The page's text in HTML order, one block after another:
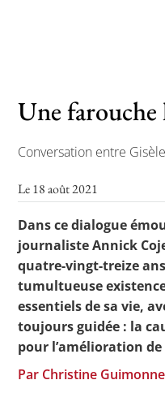
Critique
Une
Conversation entre
Le 18 août 2021
Dans ce dialogue
journaliste Annick
quatre-vingt-treize
tumultueuse
essentiels de sa vie,
toujours guidée : la
pour l’amélioration
Par Christine